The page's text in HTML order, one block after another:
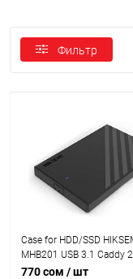
Фильтр
Case for HDD/SSD
MHB201 USB 3.1 Caddy
SATA-III
770 сом / шт